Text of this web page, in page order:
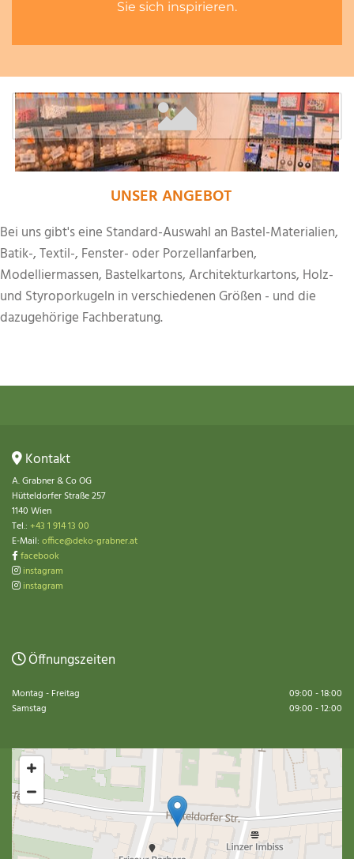
Sie sich inspirieren.
UNSER ANGEBOT
Bei uns gibt's eine Standard-Auswahl an Bastel-Materialien,
Batik-, Textil-, Fenster- oder Porzellanfarben,
Modelliermassen, Bastelkartons, Architekturkartons, Holz-
und Styroporkugeln in verschiedenen Größen - und die
dazugehörige Fachberatung.
 Kontakt
A. Grabner & Co OG
Hütteldorfer Straße 257
1140 Wien
Tel.: +43 1 914 13 00
E-Mail: office@deko-grabner.at
 facebook
 instagram
 instagram
Öffnungszeiten
Montag - Freitag
09:00 - 18:00
Samstag
09:00 - 12:00